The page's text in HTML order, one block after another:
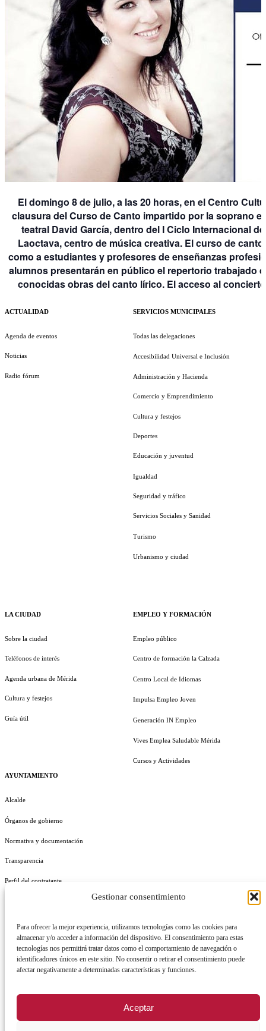
Gestionar consentimiento
Para ofrecer la mejor experiencia, utilizamos tecnologías como las cookies para
almacenar y/o acceder a información del dispositivo. El consentimiento para estas
tecnologías nos permitirá tratar datos como el comportamiento de navegación o
identificadores únicos en este sitio. No consentir o retirar el consentimiento puede
afectar negativamente a determinadas características y funciones.
Aceptar
El domingo 8 de julio, a las 20 horas, en el Centro
clausura del Curso de Canto impartido por la soprano
teatral David García, dentro del I Ciclo Internacional
Laoctava, centro de música creativa. El curso de
como a estudiantes y profesores de enseñanzas
alumnos presentarán en público el repertorio trabajado
conocidas obras del canto lírico. El acceso al
ACTUALIDAD
Agenda de eventos
Noticias
Radio fórum
LA CIUDAD
Sobre la ciudad
Teléfonos de interés
Agenda urbana de Mérida
Cultura y festejos
Guía útil
AYUNTAMIENTO
Alcalde
Órganos de gobierno
Normativa y documentación
Transparencia
Perfil del contratante
SERVICIOS MUNICIPALES
Todas las delegaciones
Accesibilidad Universal e Inclusión
Administración y Hacienda
Comercio y Emprendimiento
Cultura y festejos
Deportes
Educación y juventud
Igualdad
Seguridad y tráfico
Servicios Sociales y Sanidad
Turismo
Urbanismo y ciudad
EMPLEO Y FORMACIÓN
Empleo público
Centro de formación la Calzada
Centro Local de Idiomas
Impulsa Empleo Joven
Generación IN Empleo
Vives Emplea Saludable Mérida
Cursos y Actividades
REGISTRO DE ACTIVIDADES DE TRATAMIENTO